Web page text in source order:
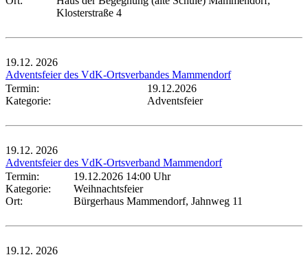
Klosterstraße 4
19.12. 2026
Adventsfeier des VdK-Ortsverbandes Mammendorf
Termin:
19.12.2026
Kategorie:
Adventsfeier
19.12. 2026
Adventsfeier des VdK-Ortsverband Mammendorf
Termin:
19.12.2026 14:00 Uhr
Kategorie:
Weihnachtsfeier
Ort:
Bürgerhaus Mammendorf, Jahnweg 11
19.12. 2026